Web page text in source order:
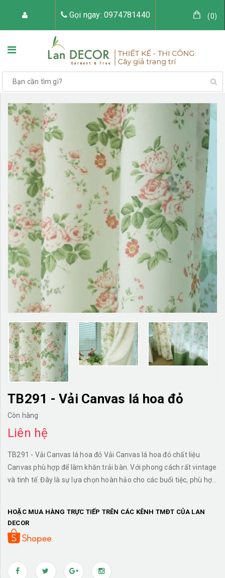
Gọi ngay: 0974781440 (0)
TRANG CHỦ VỀ LAN DECOR
CÂY GIẢ TRANG TRÍ TIỂU CẢNH CÂY GIẢ
TƯỜNG CÂY GIẢ KHĂN TRẢI BÀN
TƯ VẤN LIÊN HỆ
TB291 - Vải Canvas lá hoa đỏ
Còn hàng
Liên hệ
TB291 - Vải Canvas lá hoa đỏ Vải Canvas lá hoa đỏ chất liệu
Canvas phù hợp để làm khăn trải bàn. Với phong cách rất vintage
và tinh tế. Đây là sự lựa chọn hoàn hảo cho các buổi tiệc, phù hợp
HOẶC MUA HÀNG TRỰC TIẾP TRÊN CÁC KÊNH TMĐT CỦA LAN
DECOR